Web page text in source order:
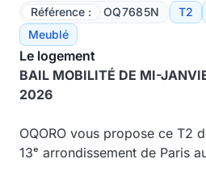
Référence : OQ7685N T2
Meublé
Le logement
BAIL MOBILITÉ DE MI-
2026
OQORO vous propose ce T2
13ᵉ arrondissement de Paris